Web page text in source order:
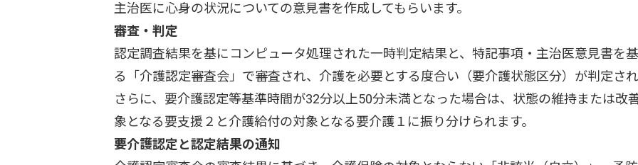
主治医に心身の状況についての意見書を作成してもらいます。
審査・判定
認定調査結果を基にコンピュータ処理された一時判定結果と、特記事項・主治医意見書を
る「介護認定審査会」で審査され、介護を必要とする度合い（要介護状態区分）が判定され
さらに、要介護認定等基準時間が32分以上50分未満となった場合は、状態の維持または改
象となる要支援２と介護給付の対象となる要介護１に振り分けられます。
要介護認定と認定結果の通知